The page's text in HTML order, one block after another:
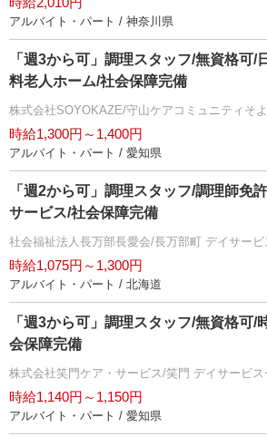
アルバイト・パート / 神奈川県
「週3から可」調理スタッフ/無資格可/
料老人ホーム/社会保障完備
株式会社SOYOKAZE/守山ケアコミュニティそ
時給1,300円～1,400円
アルバイト・パート / 愛知県
「週2から可」調理スタッフ/調理師免
サービス/社会保障完備
社会福祉法人長万部長愛会/長万部町 デイサービ
時給1,075円～1,300円
アルバイト・パート / 北海道
「週3から可」調理スタッフ/無資格可/
会保障完備
株式会社笑門ケア・サービス/笑門 デイサービス
時給1,140円～1,150円
アルバイト・パート / 愛知県